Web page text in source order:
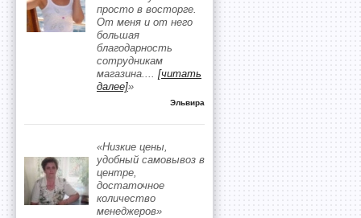
просто в восторге.
От меня и от него
большая
благодарность
сотрудникам
магазина.... [читать
далее]»
Эльвира
«Низкие цены,
удобный самовывоз в
центре,
достаточное
количество
менеджеров»